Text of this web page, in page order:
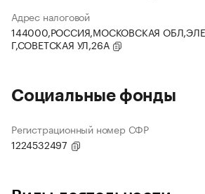
Адрес налоговой
144000,РОССИЯ,МОСКОВСКАЯ
Г,СОВЕТСКАЯ УЛ,26А
Социальные фонды
Регистрационный номер СФР
1224532497